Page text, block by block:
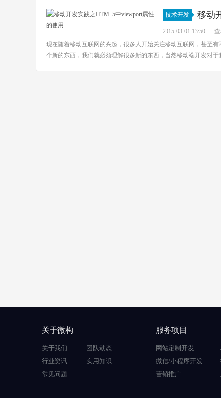
技术开发 移动
2015-03-01 13:50
查
现在随着移动互联网的兴起，很多人开始关注移动互联网，甚至
个新的东西，我们就必须理解很多新的东西，当然移动端开发对
关于微构
关于我们
团队动态
行业资讯
实用知识
常见问题
服务项目
网站定制开发
微信/小程序开发
营销推广